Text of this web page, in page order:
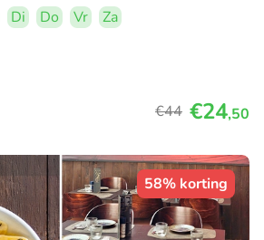
Di Do Vr
Za
€44 €24,50
58% korting